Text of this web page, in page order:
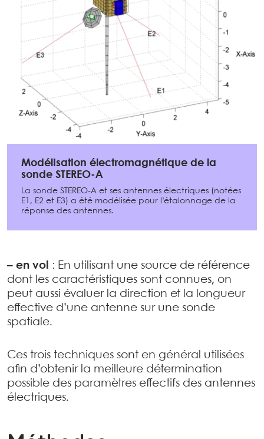
Modélisation électromagnétique de la
sonde STEREO-A
La sonde STEREO-A et ses antennes électriques (notées
E1, E2 et E3) a été modélisée pour l’étalonnage de la
réponse des antennes.
– en vol
: En utilisant une source de référence
dont les caractéristiques sont connues, on
peut aussi évaluer la direction et la longueur
effective d’une antenne sur une sonde
spatiale.
Ces trois techniques sont en général utilisées
afin d’obtenir la meilleure détermination
possible des paramètres effectifs des antennes
électriques.